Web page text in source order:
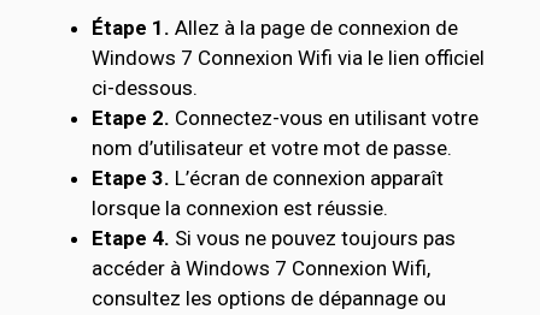
Étape 1. Allez à la page de connexion de
Windows 7 Connexion Wifi via le lien officiel
ci-dessous.
Etape 2. Connectez-vous en utilisant votre
nom d’utilisateur et votre mot de passe.
Etape 3. L’écran de connexion apparaît
lorsque la connexion est réussie.
Etape 4. Si vous ne pouvez toujours pas
accéder à Windows 7 Connexion Wifi,
consultez les options de dépannage ou